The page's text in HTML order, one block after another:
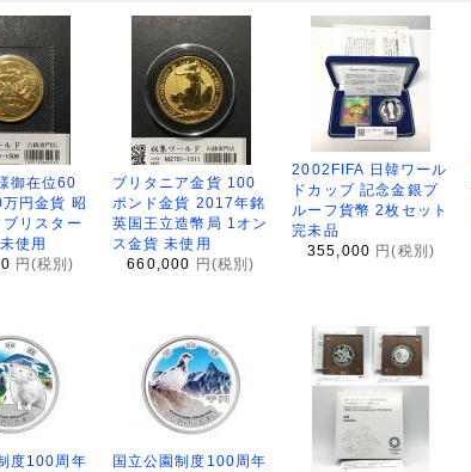
御在位60
円金貨 昭
リスター
使用
円(税別)
ブリタニア金貨 100
ポンド金貨 2017年銘
英国王立造幣局 1オン
ス金貨 未使用
660,000 円(税別)
2002FIFA 日韓ワール
ドカップ 記念金銀プ
ルーフ貨幣 2枚セット
完未品
355,000 円(税別)
度100周年
国立公園制度100周年